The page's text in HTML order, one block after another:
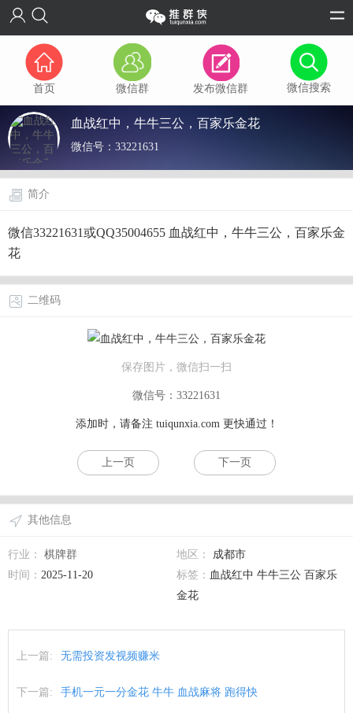
首页 微信群 发布微信群 微信搜索
血战红中，牛牛三公，百家乐金花
微信号： 33221631
简介
微信33221631或QQ35004655 血战红中，牛牛三公，百家乐金
花
二维码
保存图片，微信扫一扫
微信号：33221631
添加时，请备注 tuiqunxia.com更快通过！
上一页 下一页
其他信息
行业： 棋牌群 地区：
成都市
时间： 2025-11-20 标签： 血战红中 牛牛三公 百家乐
金花
上一篇: 无需投资发视频赚米
下一篇: 手机一元一分金花 牛牛 血战麻将 跑得快